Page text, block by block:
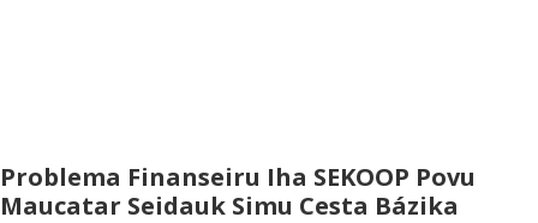
Problema Finanseiru Iha SEKOOP Povu
Maucatar Seidauk Simu Cesta Bázika